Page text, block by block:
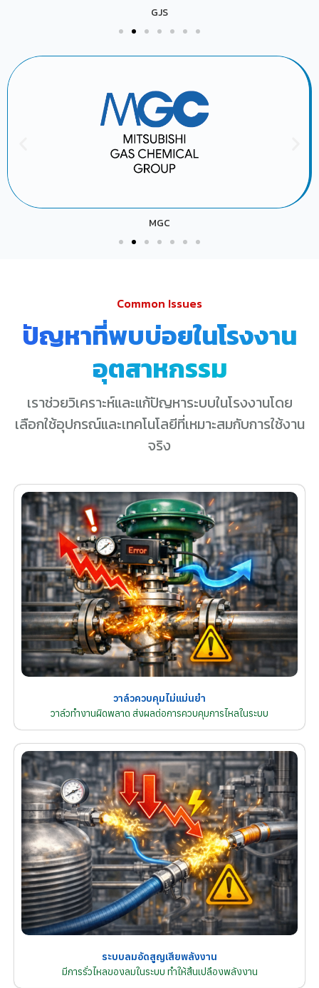
GJS
MGC
Common Issues
ปัญหาที่พบบ่อยในโรงงาน
อุตสาหกรรม
เราช่วยวิเคราะห์และแก้ปัญหาระบบในโรงงานโดย
เลือกใช้อุปกรณ์และเทคโนโลยีที่เหมาะสมกับการใช้งาน
จริง
วาล์วควบคุมไม่แม่นยำ
วาล์วทำงานผิดพลาด ส่งผลต่อการควบคุมการไหลในระบบ
ระบบลมอัดสูญเสียพลังงาน
มีการรั่วไหลของลมในระบบ ทำให้สิ้นเปลืองพลังงาน